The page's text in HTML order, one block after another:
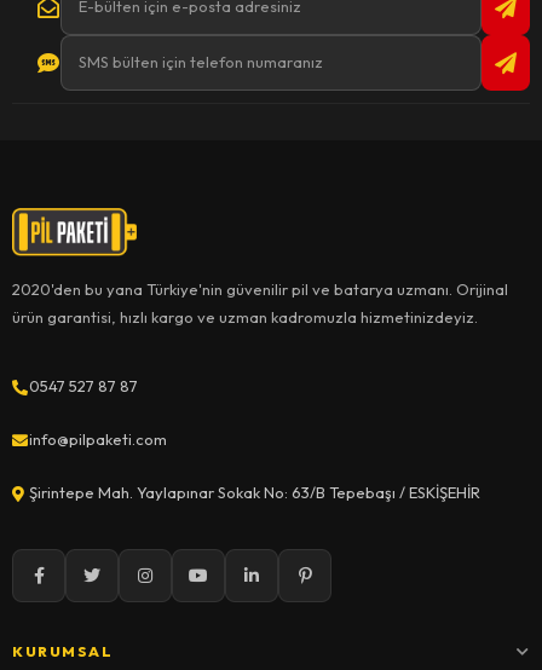
2020'den bu yana Türkiye'nin güvenilir pil ve batarya uzmanı. Orijinal
ürün garantisi, hızlı kargo ve uzman kadromuzla hizmetinizdeyiz.
0547 527 87 87
info@pilpaketi.com
Şirintepe Mah. Yaylapınar Sokak No: 63/B Tepebaşı / ESKİŞEHİR
KURUMSAL